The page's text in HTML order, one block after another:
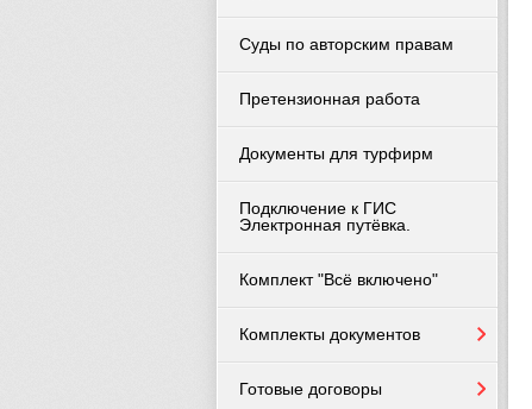
Суды по авторским правам
Претензионная работа
Документы для турфирм
Подключение к ГИС
Электронная путёвка.
Комплект "Всё включено"
Комплекты документов
Готовые договоры